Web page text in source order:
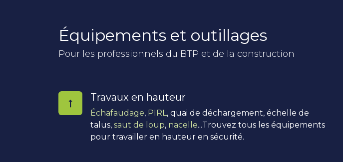
Équipements et outillages
Pour les professionnels du BTP et de la construction
Travaux en hauteur
Échafaudage, PIRL, quai de déchargement, échelle de
talus, saut de loup, nacelle...Trouvez tous les équipements
pour travailler en hauteur en sécurité.